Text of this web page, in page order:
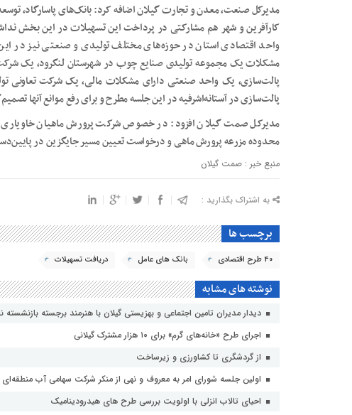
مدیرکل صنعت، معدن و تجارت گیلان اضافه کرد: بانک‌های پاسارگاد،
واحد اقتصادی استان در حوزه‌های مختلف تولیدی و صنعتی نیز در
مشکلات یک مجموعه تولیدی صنایع چوب در شهرستان لنگرود، یک
پالت‌سازی، یک واحد صنعتی دارای مشکلات مالی، یک شرکت تعاونی
پالت‌سازی در آستانه‌اشرفیه در این جلسه مطرح و برای رفع موانع آنها
مدیرکل صمت گیلان افزود: در خصوص شرکت پرورش ماهیان خاویاری
محدوده مزرعه پرورش ماهی و درخواست تعیین مسیر جایگزین در
منبع خبر : صمت گیلان
به اشتراک بگذارید :
برچسب ها
40 طرح اقتصادی بانک های عامل دریافت تسهیلات
نوشته های مشابه
دیدار مدیران تامین اجتماعی و بهزیستی گیلان با هنرمند برجسته بازنشسته
اجرای طرح «خانه‌های گرم» برای ۱۰ هزار مشترک گیلانی
از گردشگری تا کشاورزی و زیرساخت
اولین جلسه شورای امر به معروف و نهی از منکر شرکت سهامی آب منطقه‌ای
احیای تالاب انزلی با اولویت بررسی طرح های هیدرودینامیک